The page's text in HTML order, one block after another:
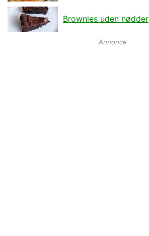
Brownies uden nødder
Annonce